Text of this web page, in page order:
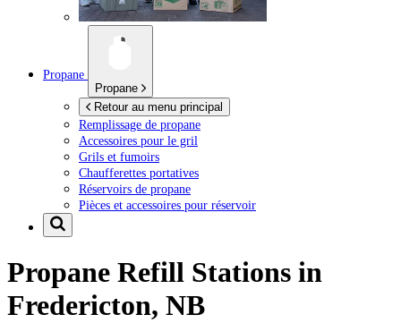
Propane
Propane
Retour au menu principal
Remplissage de propane
Accessoires pour le gril
Grils et fumoirs
Chaufferettes portatives
Réservoirs de propane
Pièces et accessoires pour réservoir
Propane Refill Stations in
Fredericton, NB